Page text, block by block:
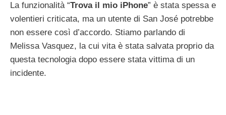
La funzionalità “Trova il mio iPhone” è stata spessa e
volentieri criticata, ma un utente di San José potrebbe
non essere così d’accordo. Stiamo parlando di
Melissa Vasquez, la cui vita è stata salvata proprio da
questa tecnologia dopo essere stata vittima di un
incidente.